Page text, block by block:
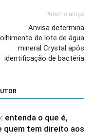
Próximo artigo
Anvisa determina
de lote de água
mineral Crystal após
identificação de bactéria
entenda o que é,
quem tem direito aos